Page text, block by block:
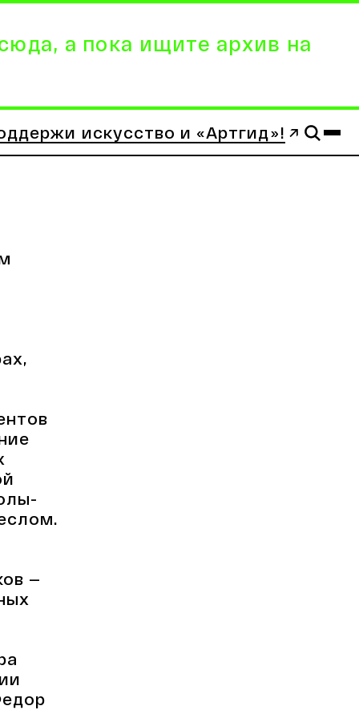
а пока ищите архив на
искусство и «Артгид»!
—